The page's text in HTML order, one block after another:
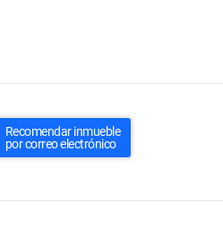
Recomendar inmueble
por correo electrónico